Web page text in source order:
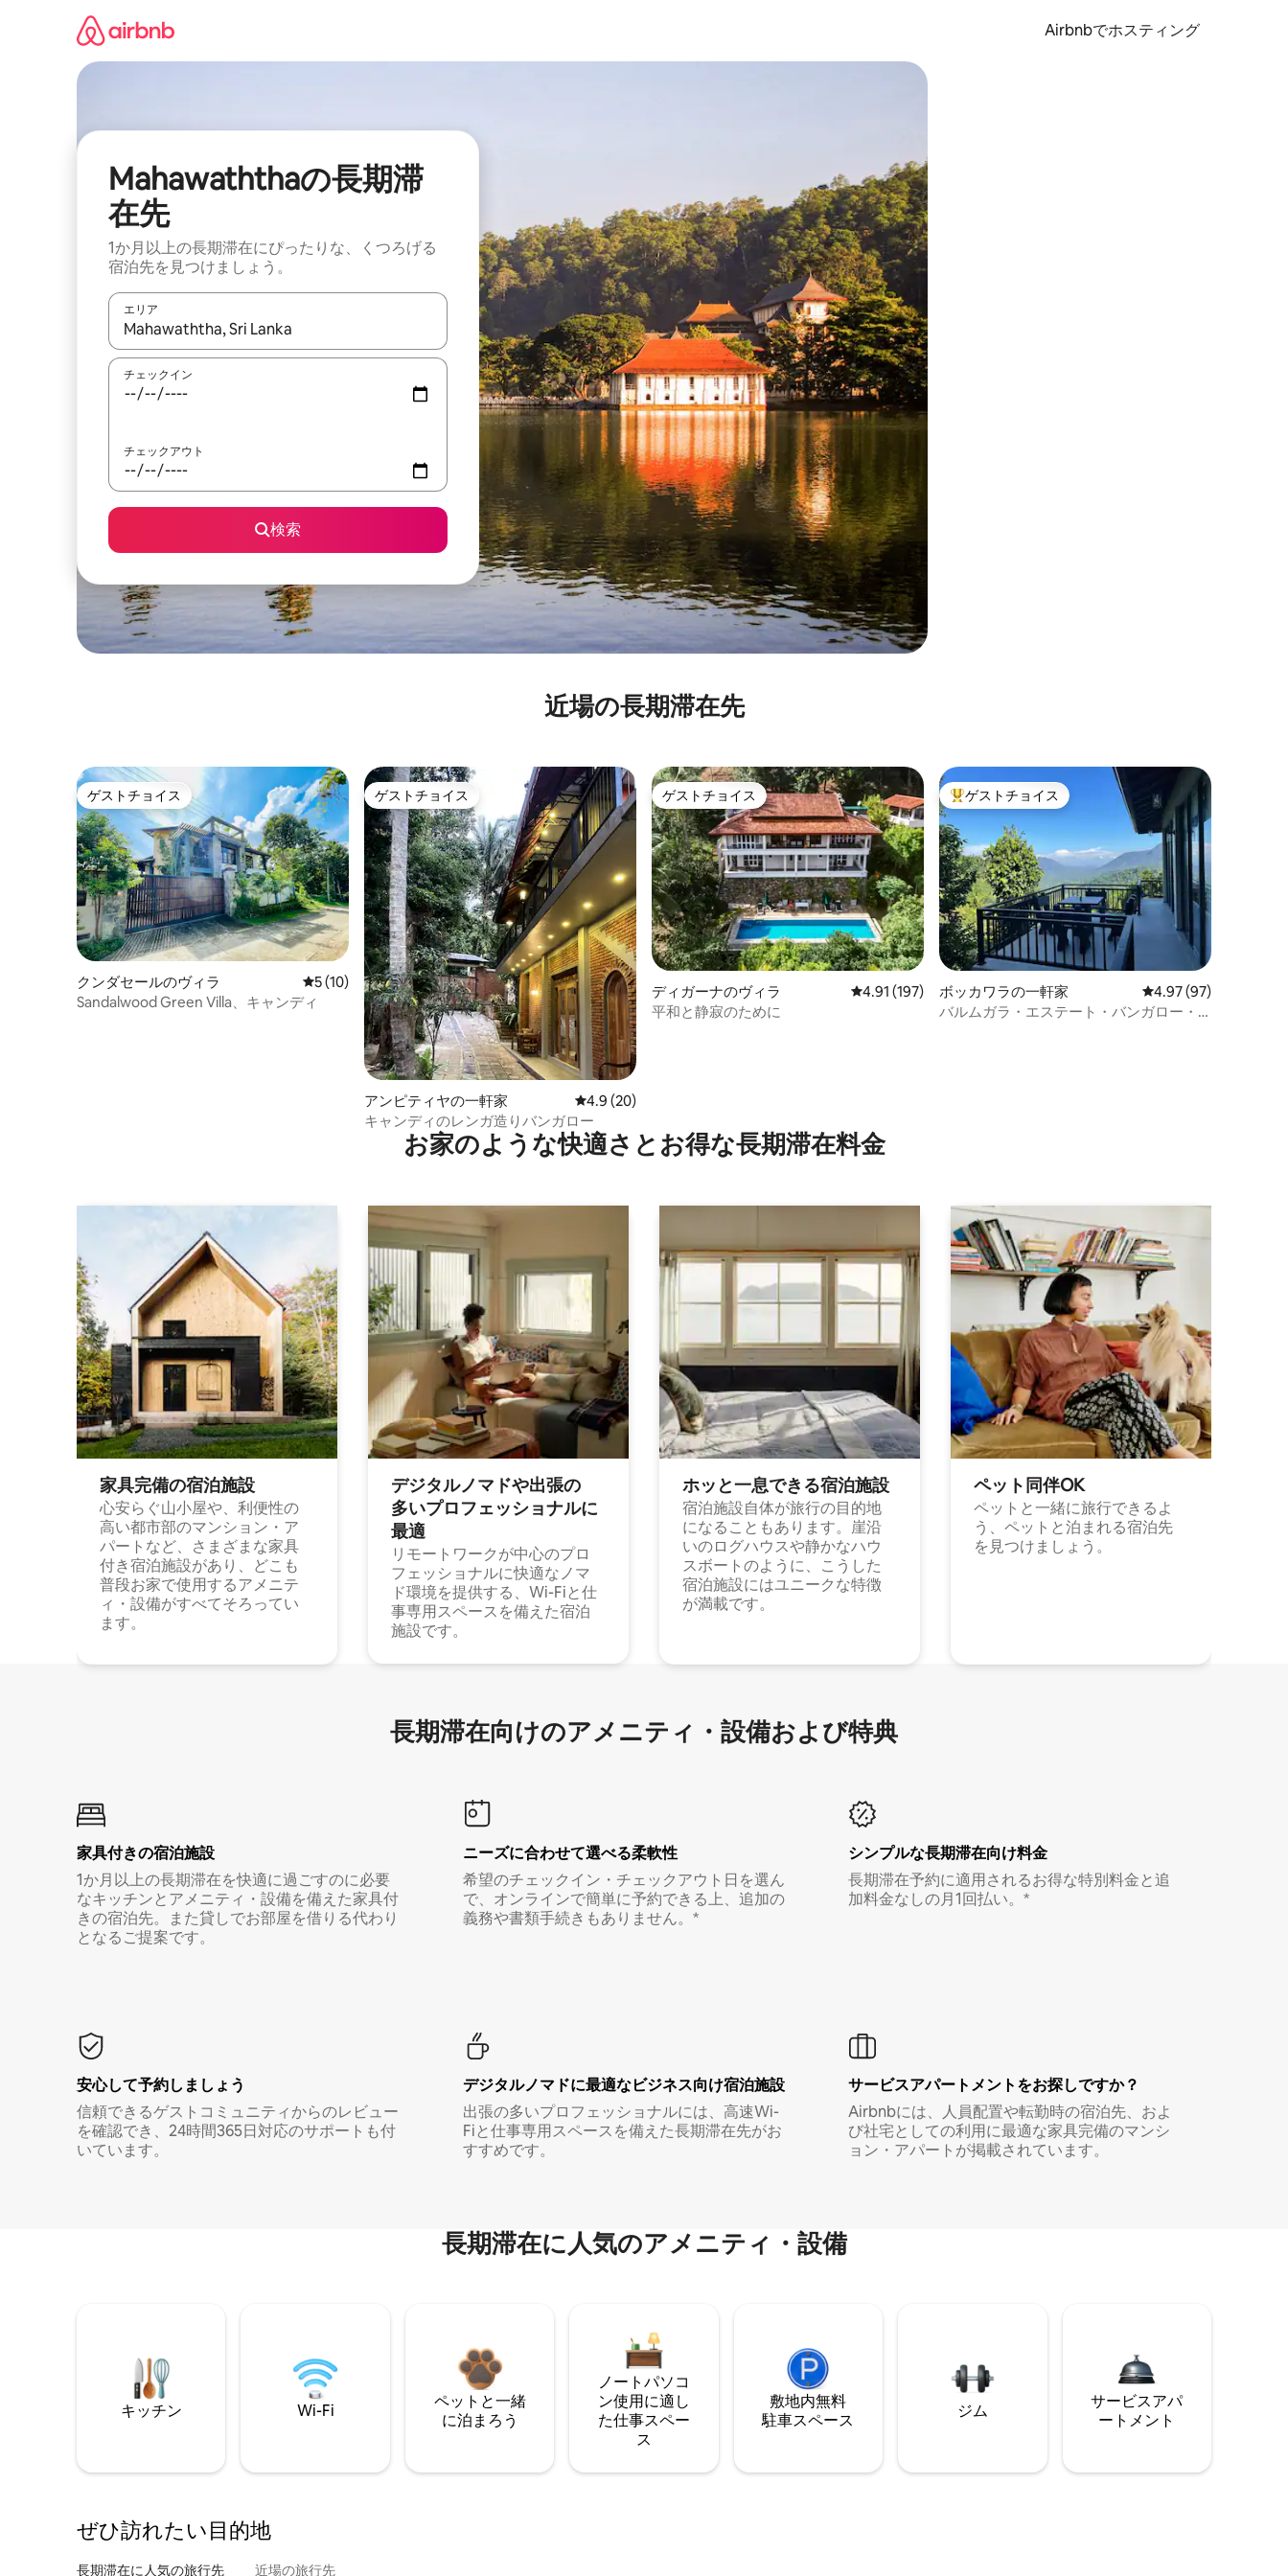
Airbnbでホスティング
Mahawaththaの長期滞
在先
1か月以上の長期滞在にぴったりな、くつろげる
宿泊先を見つけましょう。
エリア
検索結果が表示されたら、上下の矢印キーを使って移動するか、画面をタッチまたはスワイプして検索結果を確認することができます。
チェックイン
チェックアウト
検索
近場の長期滞在先
ゲストチョイス
ゲストチョイス
クンダセールのヴィラ レビュー10件、5つ星中5つ星の平均評価
5 (10)
Sandalwood Green Villa、キャンディ
ゲストチョイス
ゲストチョイス
アンピティヤの一軒家 レビュー20件、5つ星中4.9つ星の平均評価
4.9 (20)
キャンディのレンガ造りバンガロー
ゲストチョイス
ゲストチョイス
ディガーナのヴィラ レビュー197件、5つ星中4.91つ星の平均評価
4.91 (197)
平和と静寂のために
大好評のゲストチョイスです。
ゲストチョイス
ボッカワラの一軒家 レビュー97件、5つ星
4.97 (97)
バルムガラ・エステート・バンガロー・
お家のような快⁠適⁠さ⁠とお⁠得⁠な長⁠期⁠滞⁠在料⁠金
家具完備の宿⁠泊⁠施⁠設
心安らぐ山小屋や、利便性の
高い都市部のマンション・ア
パートなど、さまざまな家具
付き宿泊施設があり、どこも
普段お家で使用するアメニテ
ィ・設備がすべてそろってい
ます。
デジタルノマドや出⁠張⁠の
多⁠いプ⁠ロ⁠フ⁠ェ⁠ッ⁠シ⁠ョ⁠ナ⁠ル⁠に
最⁠適
リモートワークが中心のプロ
フェッショナルに快適なノマ
ド環境を提供する、Wi-Fiと仕
事専用スペースを備えた宿泊
施設です。
ホッと一⁠息⁠で⁠き⁠る宿⁠泊施⁠設
宿泊施設自体が旅行の目的地
になることもあります。崖沿
いのログハウスや静かなハウ
スボートのように、こうした
宿泊施設にはユニークな特徴
が満載です。
ペット同⁠伴OK
ペットと一緒に旅行できるよ
う、ペットと泊まれる宿泊先
を見つけましょう。
長期滞在向け⁠のア⁠メ⁠ニ⁠テ⁠ィ⁠・設⁠備⁠および特⁠典
家具付き⁠の宿⁠泊⁠施⁠設
1か月以上の長期滞在を快適に過ごすのに必要
なキッチンとアメニティ・設備を備えた家具付
きの宿泊先。また貸しでお部屋を借りる代わり
となるご提案です。
ニーズに合わせて選べる柔軟性
希望のチェックイン・チェックアウト日を選ん
で、オンラインで簡単に予約できる上、追加の
義務や書類手続きもありません。*
シンプルな長期滞在向け料金
長期滞在予約に適用されるお得な特別料金と追
加料金なしの月1回払い。*
安心して予約しましょう
信頼できるゲストコミュニティからのレビュー
を確認でき、24時間365日対応のサポートも付
いています。
デジタルノマド⁠に最⁠適⁠なビ⁠ジ⁠ネ⁠ス⁠向⁠け宿⁠泊⁠施⁠設
出張の多いプロフェッショナルには、高速Wi-
Fiと仕事専用スペースを備えた長期滞在先がお
すすめです。
サービスアパートメントをお探しですか？
Airbnbには、人員配置や転勤時の宿泊先、およ
び社宅としての利用に最適な家具完備のマンシ
ョン・アパートが掲載されています。
長期滞在に人気のアメニティ・設備
キッチン Wi-Fi
ペットと一緒
に泊まろう
ノートパソコ
ン使用に適し
た仕事スペー
ス
敷地内無料
駐⁠車ス⁠ペ⁠ー⁠ス
ジム
サービスアパ
ートメント
ぜひ訪⁠れ⁠た⁠い目⁠的⁠地
長期滞在に人気の旅行先 近場の旅行先